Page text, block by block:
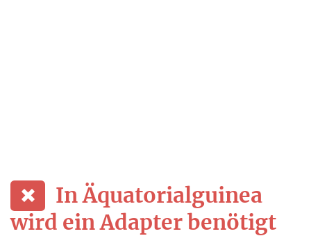
In Äquatorialguinea
wird ein Adapter benötigt